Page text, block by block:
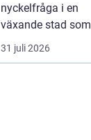
nyckelfråga i en
växande stad som
Göteborg. När nya
bostäder, broar,...
31 juli 2026